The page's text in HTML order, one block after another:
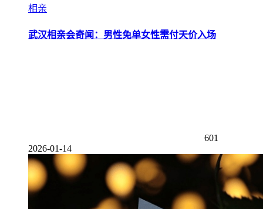
相亲
武汉相亲会奇闻：男性免单女性需付天价入场
601
2026-01-14